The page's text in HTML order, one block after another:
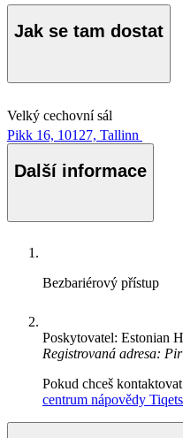
Jak se tam dostat
Velký cechovní sál
Pikk 16, 10127, Tallinn
Další informace
Bezbariérový přístup
Poskytovatel: Estonian
Registrovaná adresa:
Pokud chceš
centrum nápovědy Tiqets